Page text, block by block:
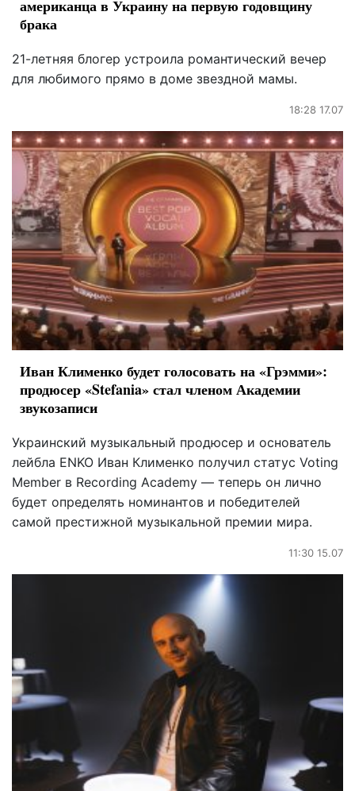
американца в Украину на первую годовщину
брака
21-летняя блогер устроила романтический вечер
для любимого прямо в доме звездной мамы.
18:28 17.07
Иван Клименко будет голосовать на «Грэмми»:
продюсер «Stefania» стал членом Академии
звукозаписи
Украинский музыкальный продюсер и основатель
лейбла ENKO Иван Клименко получил статус Voting
Member в Recording Academy — теперь он лично
будет определять номинантов и победителей
самой престижной музыкальной премии мира.
11:30 15.07